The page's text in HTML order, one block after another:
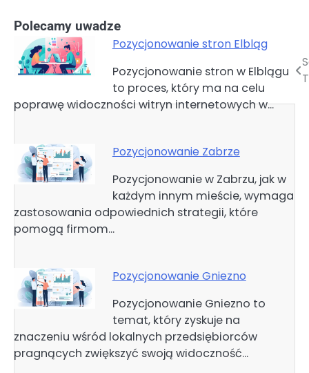
Polecamy uwadze
Pozycjonowanie stron Elbląg
Pozycjonowanie stron w Elblągu
to proces, który ma na celu
poprawę widoczności witryn internetowych w…
Pozycjonowanie Zabrze
Pozycjonowanie w Zabrzu, jak w
każdym innym mieście, wymaga
zastosowania odpowiednich strategii, które
pomogą firmom…
Pozycjonowanie Gniezno
Pozycjonowanie Gniezno to
temat, który zyskuje na
znaczeniu wśród lokalnych przedsiębiorców
pragnących zwiększyć swoją widoczność…
Nawigacja